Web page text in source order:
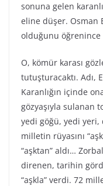
sonuna gelen
eline düşer. Osman
olduğunu öğrenince
O, kömür karası
tutuşturacaktı. Adı,
Karanlığın içinde
gözyaşıyla sulanan
yedi göğü, yedi yeri,
milletin rüyasını
“aşktan” aldı…
direnen, tarihin
“aşkla” verdi. 72